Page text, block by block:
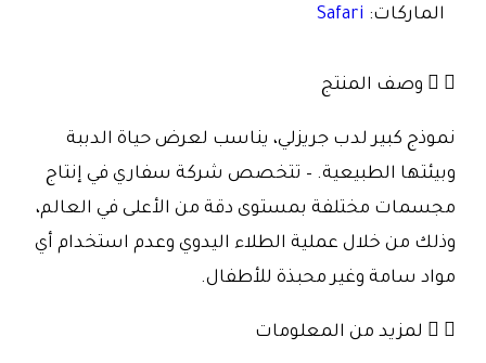
الماركات: Safari
وصف المنتج
نموذج كبير لدب جريزلي، يناسب لعرض حياة الدببة
وبيئتها الطبيعية. – تتخصص شركة سفاري في إنتاج
مجسمات مختلفة بمستوى دقة من الأعلى في العالم،
وذلك من خلال عملية الطلاء اليدوي وعدم استخدام أي
مواد سامة وغير محبذة للأطفال.
لمزيد من المعلومات